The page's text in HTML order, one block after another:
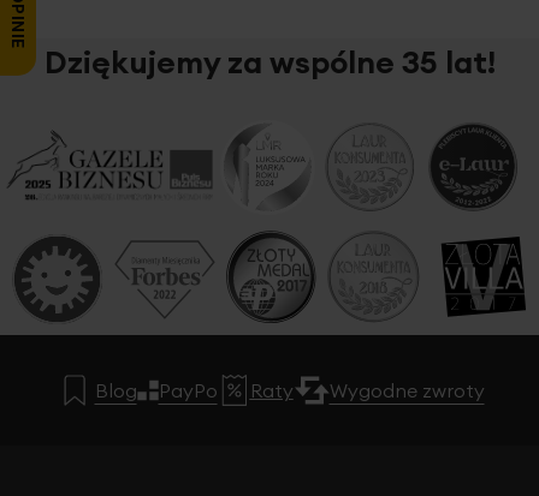
Dziękujemy za wspólne 35 lat!
Blog PayPo Raty Wygodne zwroty